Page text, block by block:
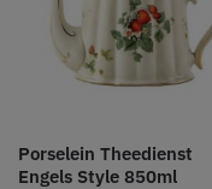
Porselein Theedienst
Engels Style 850ml